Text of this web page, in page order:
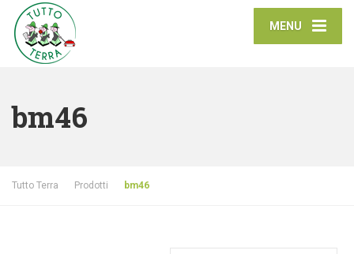
MENU
bm46
Tutto Terra Prodotti bm46